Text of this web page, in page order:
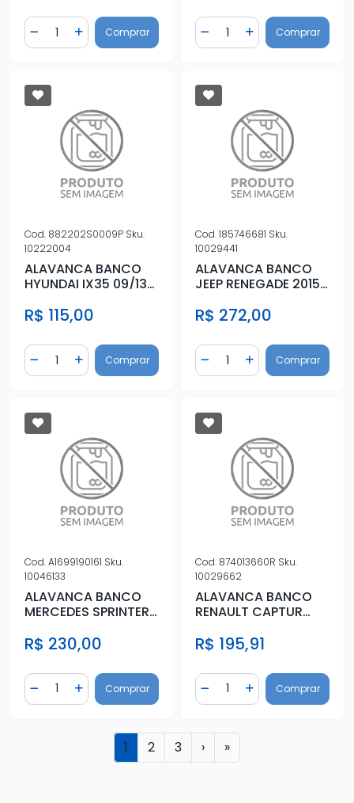
Diminuir Quantidade
Quantidade
Adicionar Quantidade
Comprar Diminuir Quantidade
Quantidade
AdicionarComprar
Cod. 882202S0009P Sku.
10222004
ALAVANCA BANCO
HYUNDAI IX35 09/13
R$ 115,00
Diminuir Quantidade
Quantidade
Adicionar Quantidade
Comprar
Cod.185746681 Sku.
10029441
ALAVANCA BANCO
JEEP RENEGADE 2015
R$ 272,00
Diminuir Quantidade
Quantidade
AdicionarComprar
Cod.A1699190161 Sku.
10046133
ALAVANCA BANCO
MERCEDES SPRINTER
R$ 230,00
Diminuir Quantidade
Quantidade
Adicionar Quantidade
Comprar
Cod. 874013660R Sku.
10029662
ALAVANCA BANCO
RENAULT CAPTUR
R$ 195,91
Diminuir Quantidade
Quantidade
AdicionarComprar
1 2 3 › »